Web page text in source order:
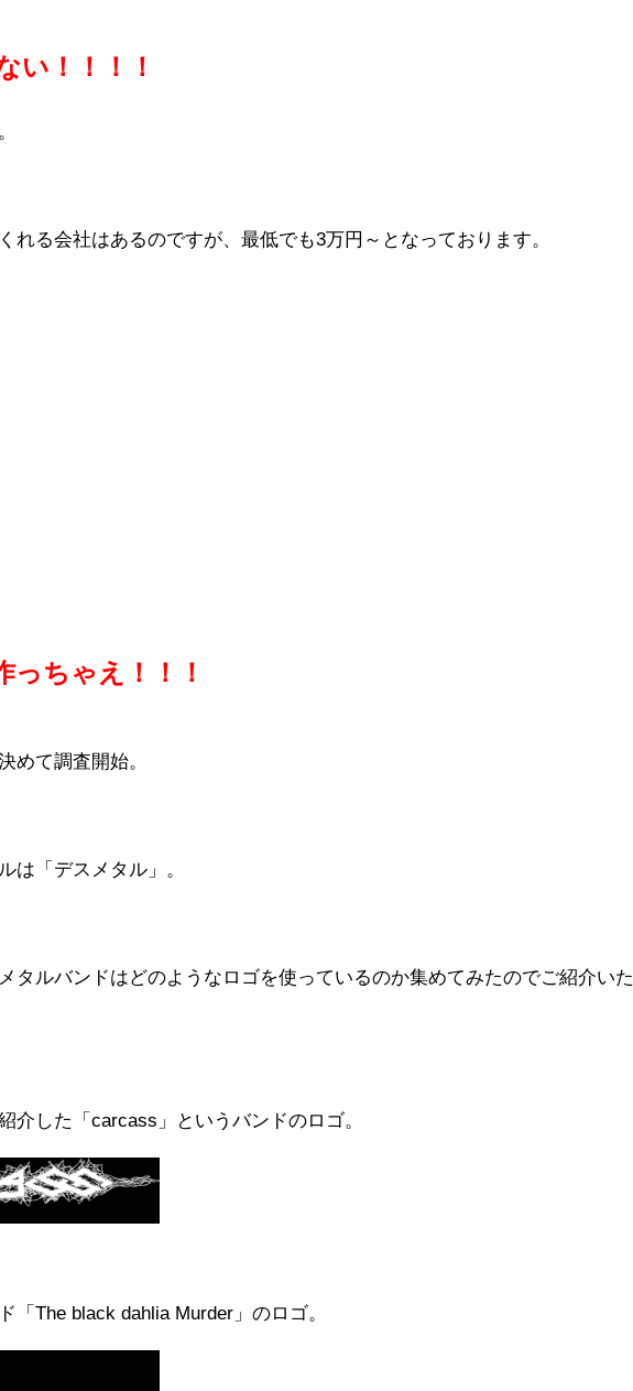
い！！！！
れる会社はあるのですが、最低でも3万円～となっております。
っちゃえ！！！
めて調査開始。
は「デスメタル」。
タルバンドはどのようなロゴを使っているのか集めてみたのでご紹介いた
介した「carcass」というバンドのロゴ。
「The black dahlia Murder」のロゴ。